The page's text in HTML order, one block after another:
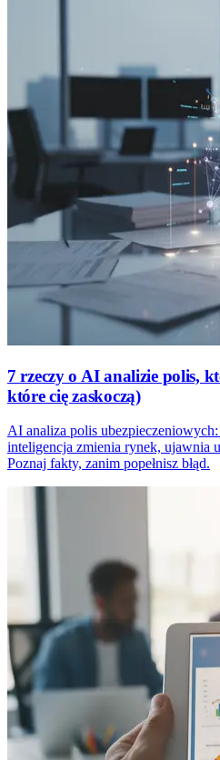
7 rzeczy o AI analizie polis,
które cię zaskoczą)
AI analiza polis
inteligencja zmienia rynek, ujawnia
Poznaj fakty, zanim popełnisz błąd.